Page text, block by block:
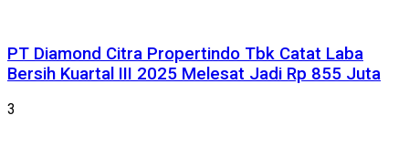
PT Diamond Citra Propertindo Tbk Catat Laba
Bersih Kuartal III 2025 Melesat Jadi Rp 855 Juta
3